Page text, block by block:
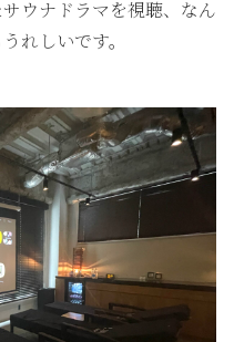
ウナドラマを視聴、なん
れしいです。